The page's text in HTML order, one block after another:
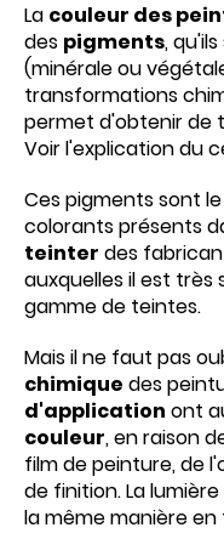
La couleur des
des pigments,
(minérale ou
transformations
permet d'obtenir de
Voir l'explication du
Ces pigments sont
colorants présents
teinter des
auxquelles il est très
gamme de teintes.
Mais il ne faut pas
chimique des
d'application ont
couleur, en raison
film de peinture, de
de finition. La
la même manière